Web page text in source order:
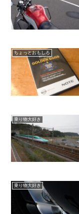
ちょっとおもしろ
乗り物大好き
乗り物大好き